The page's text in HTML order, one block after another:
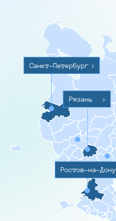
Санкт-Петербург >
Ростов-на-Дону
Рязань >